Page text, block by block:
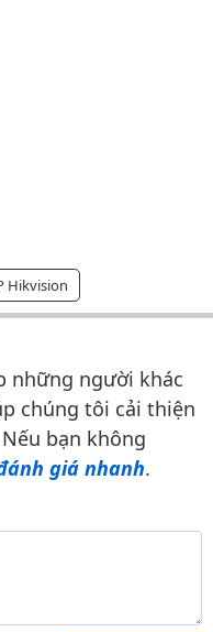
Hikvision
giá
những người khác
chúng tôi cải thiện
bạn không
giá nhanh.